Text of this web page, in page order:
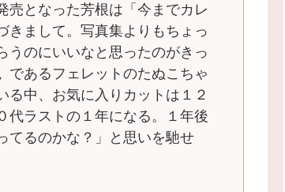
となった芳根は「今までカレ
きまして。写真集よりもちょっ
うのにいいなと思ったのがきっ
であるフェレットのたぬこちゃ
る中、お気に入りカットは１２
代ラストの１年になる。１年後
てるのかな？」と思いを馳せ